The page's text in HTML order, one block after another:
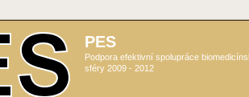
PES
Podpora efektivní spolupráce
sféry 2009 - 2012